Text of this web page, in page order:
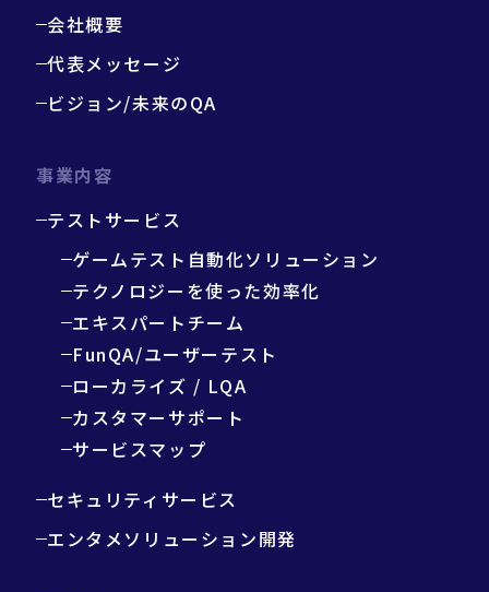
会社概要
代表メッセージ
ビジョン/未来のQA
事業内容
テストサービス
ゲームテスト自動化ソリューション
テクノロジーを使った効率化
エキスパートチーム
FunQA/ユーザーテスト
ローカライズ / LQA
カスタマーサポート
サービスマップ
セキュリティサービス
エンタメソリューション開発